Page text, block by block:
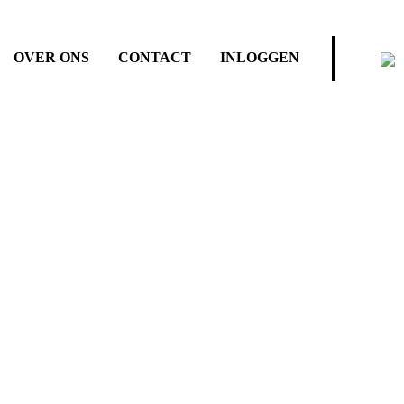
OVER ONS CONTACT INLOGGEN